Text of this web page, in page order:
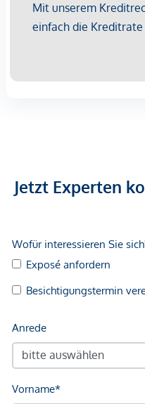
Jetzt Experten